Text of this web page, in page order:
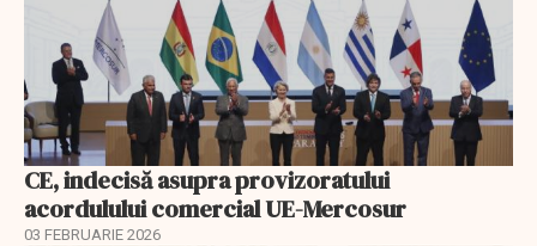
CE, indecisă asupra provizoratului
acordulului comercial UE-Mercosur
03 FEBRUARIE 2026